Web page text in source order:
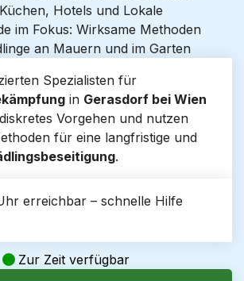
Hotels und Lokale
im Fokus: Wirksame Methoden
an Mauern und im Garten
Spezialisten für
in Gerasdorf bei Wien
Vorgehen und nutzen
für eine langfristige und
.
erreichbar – schnelle Hilfe
Zur Zeit verfügbar